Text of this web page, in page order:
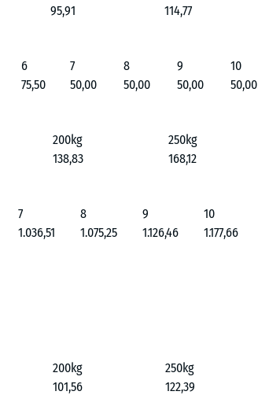
95,91 114,77
6 7 8 9 10
75,50 50,00 50,00 50,00 50,00
200kg 250kg
138,83 168,12
7 8 9 10
1.036,51 1.075,25 1.126,46 1.177,66
200kg 250kg
101,56 122,39